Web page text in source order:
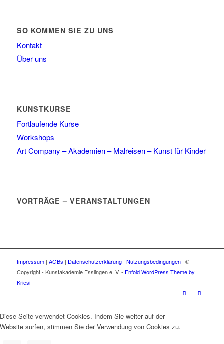
SO KOMMEN SIE ZU UNS
Kontakt
Über uns
KUNSTKURSE
Fortlaufende Kurse
Workshops
Art Company – Akademien – Malreisen – Kunst für Kinder
VORTRÄGE – VERANSTALTUNGEN
Impressum| AGBs | Datenschutzerklärung| Nutzungsbedingungen| ©
Copyright - Kunstakademie Esslingen e. V. - Enfold WordPress Theme by
Kriesi
Diese Seite verwendet Cookies. Indem Sie weiter auf der
Website surfen, stimmen Sie der Verwendung von Cookies zu.